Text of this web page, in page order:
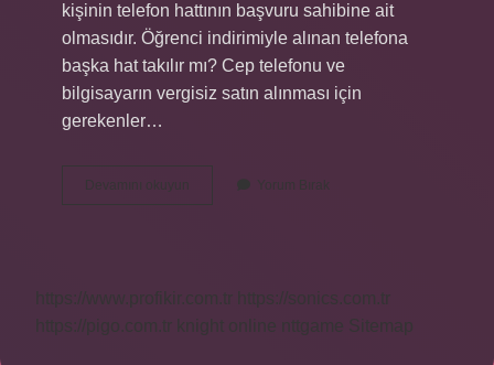
kişinin telefon hattının başvuru sahibine ait
olmasıdır. Öğrenci indirimiyle alınan telefona
başka hat takılır mı? Cep telefonu ve
bilgisayarın vergisiz satın alınması için
gerekenler…
Devamını okuyun
Telefon
Yorum Bırak
https://www.profikir.com.tr
https://sonics.com.tr
https://pigo.com.tr knight online nttgame Sitemap